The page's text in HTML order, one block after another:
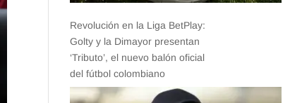
Revolución en la Liga BetPlay:
Golty y la Dimayor presentan
‘Tributo’, el nuevo balón oficial
del fútbol colombiano